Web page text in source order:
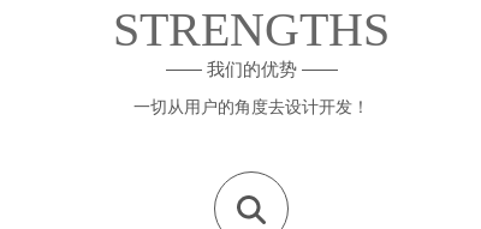
STRENGTHS
—— 我们的优势 ——
一切从用户的角度去设计开发！